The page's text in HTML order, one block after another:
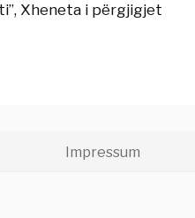
Xheneta i përgjigjet
Impressum